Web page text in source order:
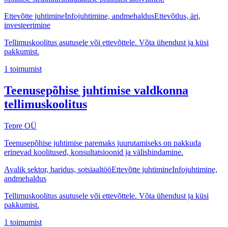
Ettevõtte juhtimineInfojuhtimine, andmehaldusEttevõtlus, äri,
investeerimine
Tellimuskoolitus asutusele või ettevõttele. Võta ühendust ja küsi
pakkumist.
1 toimumist
Teenusepõhise juhtimise valdkonna
tellimuskoolitus
Tepre OÜ
Teenusepõhise juhtimise paremaks juurutamiseks on pakkuda
erinevad koolitused, konsultatsioonid ja välishindamine.
Avalik sektor, haridus, sotsiaaltööEttevõtte juhtimineInfojuhtimine,
andmehaldus
Tellimuskoolitus asutusele või ettevõttele. Võta ühendust ja küsi
pakkumist.
1 toimumist